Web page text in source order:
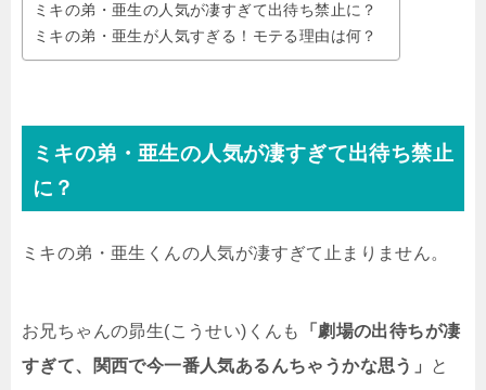
ミキの弟・亜生の人気が凄すぎて出待ち禁止に？
ミキの弟・亜生が人気すぎる！モテる理由は何？
ミキの弟・亜生の人気が凄すぎて出待ち禁止
に？
ミキの弟・亜生くんの人気が凄すぎて止まりません。
お兄ちゃんの昴生(こうせい)くんも
「劇場の出待ちが凄
すぎて、関西で今一番人気あるんちゃうかな思う」
と